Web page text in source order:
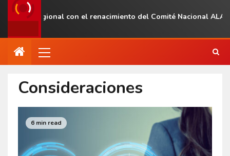
regional con el renacimiento del Comité Nacional ALAS
Consideraciones
6 min read